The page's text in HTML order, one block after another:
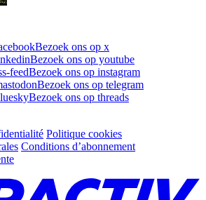
Bezoek ons op x
Bezoek ons op youtube
feedBezoek ons op instagram
Bezoek ons op telegram
Bezoek ons op threads
Politique cookies
Conditions d’abonnement